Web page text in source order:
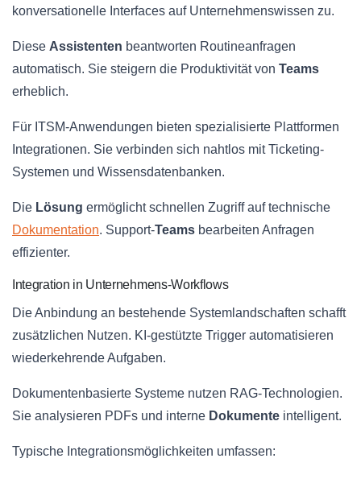
konversationelle Interfaces auf Unternehmenswissen zu.
Diese Assistenten beantworten Routineanfragen
automatisch. Sie steigern die Produktivität von Teams
erheblich.
Für ITSM-Anwendungen bieten spezialisierte Plattformen
Integrationen. Sie verbinden sich nahtlos mit Ticketing-
Systemen und Wissensdatenbanken.
Die Lösung ermöglicht schnellen Zugriff auf technische
Dokumentation. Support-Teams bearbeiten Anfragen
effizienter.
Integration in Unternehmens-Workflows
Die Anbindung an bestehende Systemlandschaften schafft
zusätzlichen Nutzen. KI-gestützte Trigger automatisieren
wiederkehrende Aufgaben.
Dokumentenbasierte Systeme nutzen RAG-Technologien.
Sie analysieren PDFs und interne Dokumente intelligent.
Typische Integrationsmöglichkeiten umfassen: